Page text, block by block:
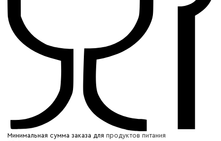
Минимальная сумма заказа для продуктов питания